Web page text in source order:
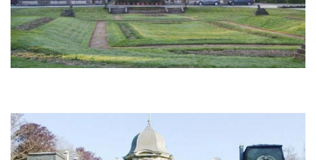
Afbeelding